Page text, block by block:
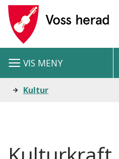
V
s
a
VIS MENY
Du Kultur